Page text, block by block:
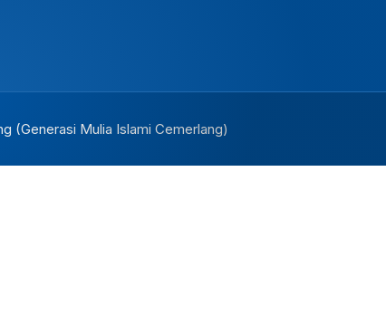
(Generasi Mulia Islami Cemerlang)